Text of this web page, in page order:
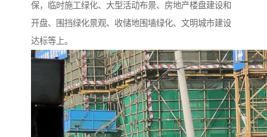
保，临时施工绿化、大型活动布景、房地产楼盘建设和
开盘、围挡绿化景观、收储地围墙绿化、文明城市建设
达标等上。